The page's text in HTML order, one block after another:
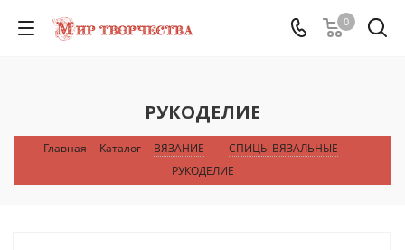
0
РУКОДЕЛИЕ
Главная - Каталог - ВЯЗАНИЕ - СПИЦЫ ВЯЗАЛЬНЫЕ
-
РУКОДЕЛИЕ